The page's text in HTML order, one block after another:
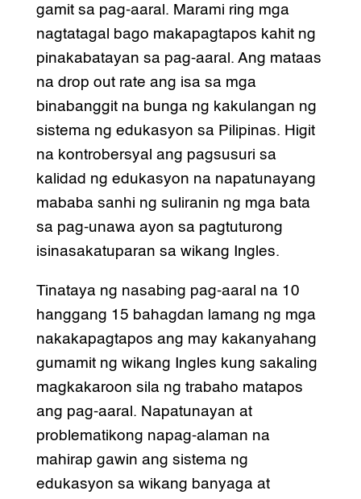
gamit sa pag-aaral. Marami ring mga
nagtatagal bago makapagtapos kahit ng
pinakabatayan sa pag-aaral. Ang mataas
na drop out rate ang isa sa mga
binabanggit na bunga ng kakulangan ng
sistema ng edukasyon sa Pilipinas. Higit
na kontrobersyal ang pagsusuri sa
kalidad ng edukasyon na napatunayang
mababa sanhi ng suliranin ng mga bata
sa pag-unawa ayon sa pagtuturong
isinasakatuparan sa wikang Ingles.
Tinataya ng nasabing pag-aaral na 10
hanggang 15 bahagdan lamang ng mga
nakakapagtapos ang may kakanyahang
gumamit ng wikang Ingles kung sakaling
magkakaroon sila ng trabaho matapos
ang pag-aaral. Napatunayan at
problematikong napag-alaman na
mahirap gawin ang sistema ng
edukasyon sa wikang banyaga at